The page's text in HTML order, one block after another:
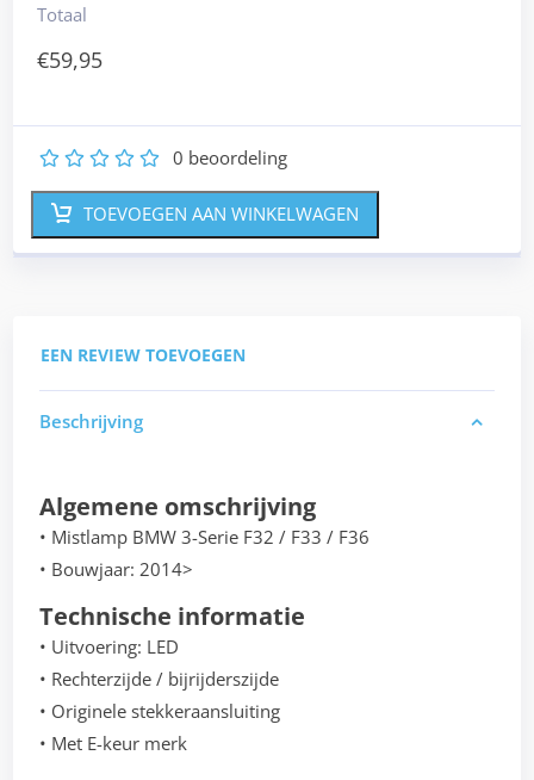
Totaal
€59,95
5
4
3
2 0 beoordeling
TOEVOEGEN AAN WINKELWAGEN
EEN REVIEW TOEVOEGEN
Beschrijving
Algemene omschrijving
• Mistlamp BMW 3-Serie F32 / F33 / F36
• Bouwjaar: 2014>
Technische informatie
• Uitvoering: LED
• Rechterzijde / bijrijderszijde
• Originele stekkeraansluiting
• Met E-keur merk